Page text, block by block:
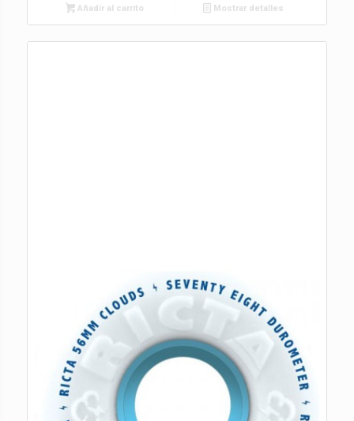
Añadir al carrito Mostrar detalles